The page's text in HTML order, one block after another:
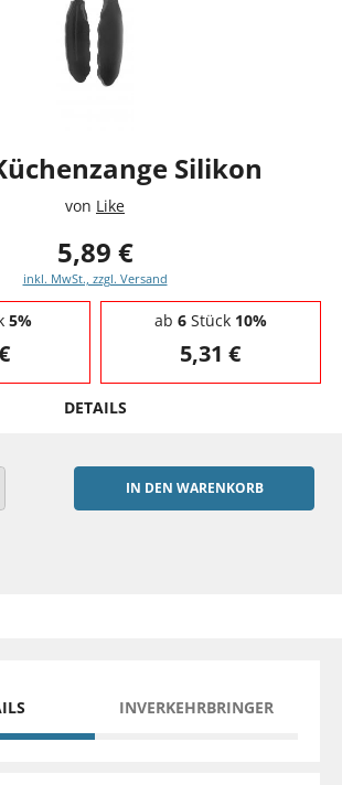
Silikon
von Like
5,89 €
inkl. MwSt., zzgl. Versand
5% ab 6Stück 10%
5,31 €
DETAILS
ERHÖHEN
IN DEN WARENKORB
INVERKEHRBRINGER